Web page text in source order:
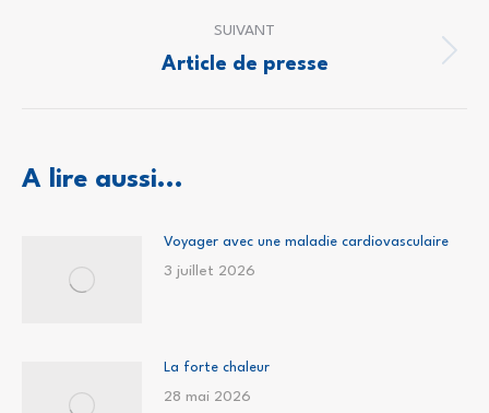
SUIVANT
Article
Article de presse
A lire aussi...
Voyager avec une maladie cardiovasculaire
3 juillet 2026
La forte chaleur
28 mai 2026